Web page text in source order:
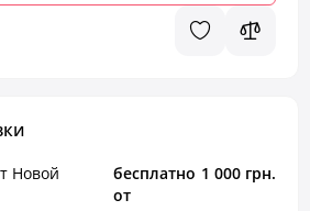
Новой
бесплатно
от
1 000 грн.